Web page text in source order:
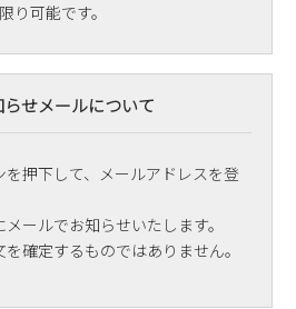
り可能です。
せメールについて
押下して、メールアドレスを登
ールでお知らせいたします。
確定するものではありません。